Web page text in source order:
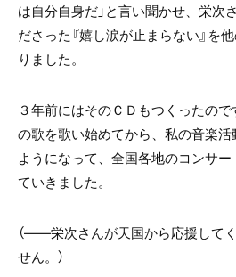
は自分自身だ」と言い聞かせ、栄次
ださった『嬉し涙が止まらない』を
りました。
３年前にはそのＣＤもつくったの
の歌を歌い始めてから、私の音楽
ようになって、全国各地のコンサ
ていきました。
（――栄次さんが天国から応援して
せん。）